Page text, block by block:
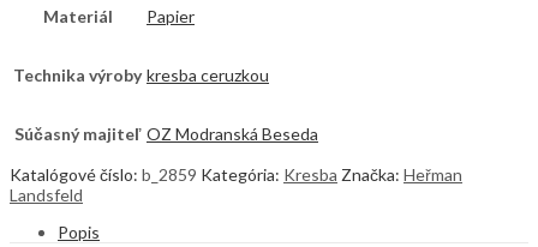
Materiál Papier
Technika výroby kresba ceruzkou
Súčasný majiteľ OZ Modranská Beseda
Katalógové číslo: b_2859 Kategória: Kresba Značka: Heřman
Landsfeld
Popis